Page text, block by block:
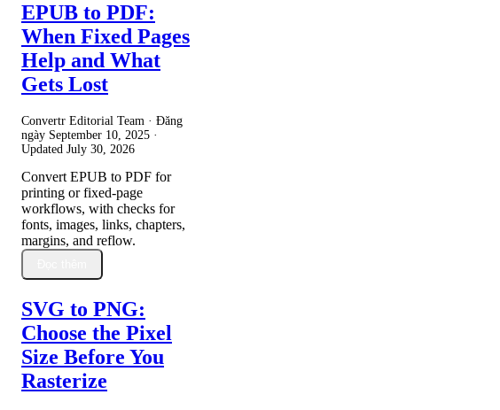
EPUB to PDF:
When Fixed Pages
Help and What
Gets Lost
Convertr Editorial Team · Đăng
ngày September 10, 2025 ·
Updated July 30, 2026
Convert EPUB to PDF for
printing or fixed-page
workflows, with checks for
fonts, images, links, chapters,
margins, and reflow.
SVG to PNG:
Choose the Pixel
Size Before You
Rasterize